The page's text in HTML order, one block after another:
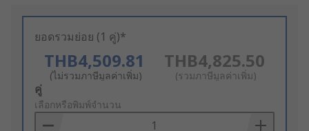
ยอดรวมย่อย (1 คู่)*
THB4,509.81
(ไม่รวมภาษีมูลค่าเพิ่ม)
THB4,825.50
(รวมภาษีมูลค่าเพิ่ม)
Add
to
Basket
คู่
เลือกหรือพิมพ์จำนวน